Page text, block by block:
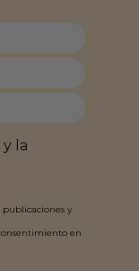
y la
publicaciones y
en
ejercer tus